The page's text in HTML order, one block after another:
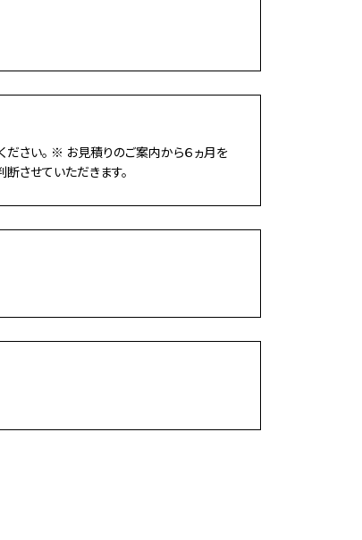
さい。 ※ お見積りのご案内から６ヵ月を
させていただきます。